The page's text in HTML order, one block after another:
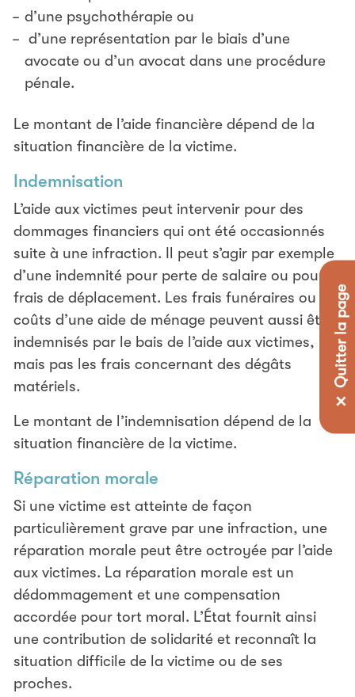
✕ Quitter la page
d’une psychothérapie ou
d’une représentation par le biais d’une
avocate ou d’un avocat dans une procédure
pénale.
Le montant de l’aide financière dépend de la
situation financière de la victime.
Indemnisation
L’aide aux victimes peut intervenir pour des
dommages financiers qui ont été occasionnés
suite à une infraction. Il peut s’agir par exemple
d’une indemnité pour perte de salaire ou pour
frais de déplacement. Les frais funéraires ou les
coûts d’une aide de ménage peuvent aussi être
indemnisés par le bais de l’aide aux victimes,
mais pas les frais concernant des dégâts
matériels.
Le montant de l’indemnisation dépend de la
situation financière de la victime.
Réparation morale
Si une victime est atteinte de façon
particulièrement grave par une infraction, une
réparation morale peut être octroyée par l’aide
aux victimes. La réparation morale est un
dédommagement et une compensation
accordée pour tort moral. L’État fournit ainsi
une contribution de solidarité et reconnaît la
situation difficile de la victime ou de ses
proches.